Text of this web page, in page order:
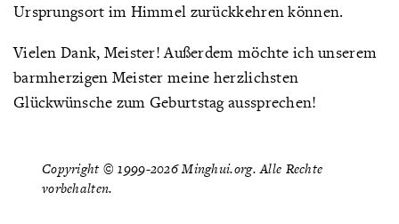
Ursprungsort im Himmel zurückkehren können.
Vielen Dank, Meister! Außerdem möchte ich unserem
barmherzigen Meister meine herzlichsten
Glückwünsche zum Geburtstag aussprechen!
Copyright © 1999-2026 Minghui.org. Alle Rechte
vorbehalten.